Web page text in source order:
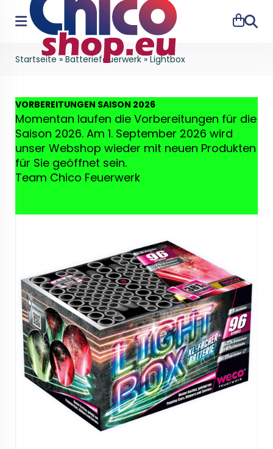
Suche
Startseite »Batteriefeuerwerk»Lightbox
VORBEREITUNGEN SAISON 2026
Momentan laufen die Vorbereitungen für die
Saison 2026. Am 1. September 2026 wird
unser Webshop wieder mit neuen Produkten
für Sie geöffnet sein.
Team Chico Feuerwerk